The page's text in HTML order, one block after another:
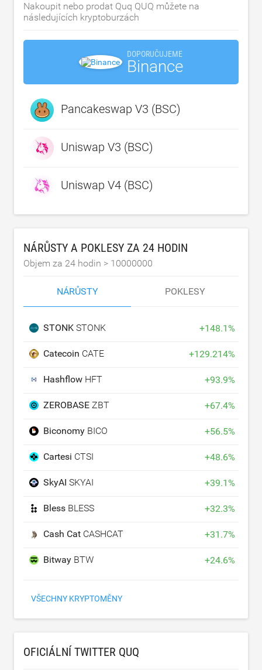
Nakoupit nebo prodat Quq QUQ můžete na
následujících kryptoburzách
DOPORUČUJEME
Binance
Pancakeswap V3 (BSC)
Uniswap V3 (BSC)
Uniswap V4 (BSC)
NÁRŮSTY A POKLESY ZA 24 HODIN
Objem za 24 hodin > 10000000
NÁRŮSTY POKLESY
STONK STONK +148.1%
Catecoin CATE +129.214%
Hashflow HFT +93.9%
ZEROBASE ZBT +67.4%
Biconomy BICO +56.5%
Cartesi CTSI +48.6%
SkyAI SKYAI +39.1%
Bless BLESS +32.3%
Cash Cat CASHCAT +31.7%
Bitway BTW +24.6%
VŠECHNY KRYPTOMĚNY
OFICIÁLNÍ TWITTER QUQ